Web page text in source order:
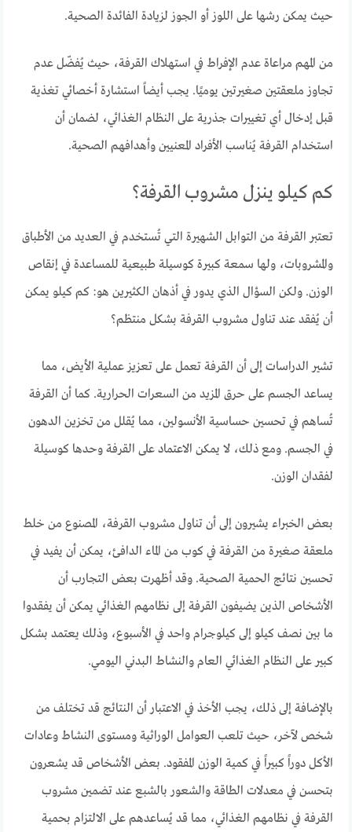
حيث يمكن رشها على اللوز أو الجوز لزيادة الفائدة الصحية.
من المهم مراعاة عدم الإفراط في استهلاك القرفة، حيث يُفضّل عدم
تجاوز ملعقتين صغيرتين يوميًا. يجب أيضاً استشارة أخصائي تغذية
قبل إدخال أي تغييرات جذرية على النظام الغذائي، لضمان أن
استخدام القرفة يُناسب الأفراد المعنيين وأهدافهم الصحية.
كم كيلو ينزل مشروب القرفة؟
تعتبر القرفة من التوابل الشهيرة التي تُستخدم في العديد من الأطباق
والمشروبات، ولها سمعة كبيرة كوسيلة طبيعية للمساعدة في إنقاص
الوزن. ولكن السؤال الذي يدور في أذهان الكثيرين هو: كم كيلو يمكن
أن يُفقد عند تناول مشروب القرفة بشكل منتظم؟
تشير الدراسات إلى أن القرفة تعمل على تعزيز عملية الأيض، مما
يساعد الجسم على حرق المزيد من السعرات الحرارية. كما أن القرفة
تُساهم في تحسين حساسية الأنسولين، مما يُقلل من تخزين الدهون
في الجسم. ومع ذلك، لا يمكن الاعتماد على القرفة وحدها كوسيلة
لفقدان الوزن.
بعض الخبراء يشيرون إلى أن تناول مشروب القرفة، المصنوع من خلط
ملعقة صغيرة من القرفة في كوب من الماء الدافئ، يمكن أن يفيد في
تحسين نتائج الحمية الصحية. وقد أظهرت بعض التجارب أن
الأشخاص الذين يضيفون القرفة إلى نظامهم الغذائي يمكن أن يفقدوا
ما بين نصف كيلو إلى كيلوجرام واحد في الأسبوع، وذلك يعتمد بشكل
كبير على النظام الغذائي العام والنشاط البدني اليومي.
بالإضافة إلى ذلك، يجب الأخذ في الاعتبار أن النتائج قد تختلف من
شخص لآخر، حيث تلعب العوامل الوراثية ومستوى النشاط وعادات
الأكل دوراً كبيراً في كمية الوزن المفقود. بعض الأشخاص قد يشعرون
بتحسن في معدلات الطاقة والشعور بالشبع عند تضمين مشروب
القرفة في نظامهم الغذائي، مما قد يُساعدهم على الالتزام بحمية